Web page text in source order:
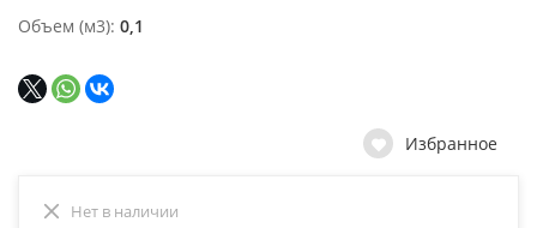
Объем (м3) 0,1
Избранное
Нет в наличии